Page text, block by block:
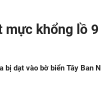
mực khổng lồ
dạt vào bờ biển Tây Ban